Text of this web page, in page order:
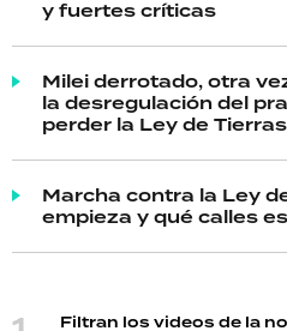
y fuertes críticas
Milei derrotado, otra
la desregulación del
perder la Ley de Tierras
Marcha contra la Ley
empieza y qué calles
Filtran los videos de la